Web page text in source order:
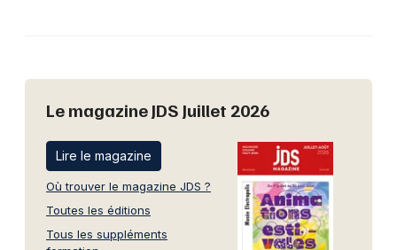
Le magazine JDS Juillet 2026
Lire le magazine
Où trouver le magazine JDS ?
Toutes les éditions
Tous les suppléments